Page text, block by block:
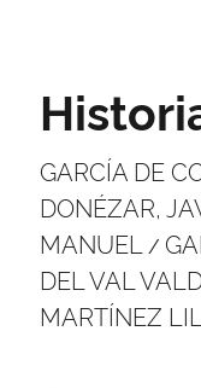
GARCÍA DE
DONÉZAR,
MANUEL
/
DEL VAL
MARTÍNEZ